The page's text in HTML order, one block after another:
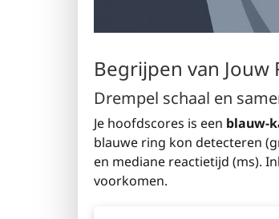
Begrijpen van Jouw
Drempel schaal en
Je hoofdscores is een blauw-
blauwe ring kon detecteren
en mediane reactietijd (ms).
voorkomen.